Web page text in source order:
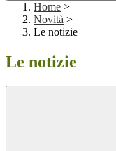
Home >
Novità >
Le notizie
Le notizie